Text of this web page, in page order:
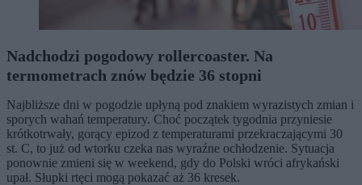
Nadchodzi pogodowy rollercoaster. Na
termometrach znów będzie 36 stopni
Najbliższe dni w pogodzie upłyną pod znakiem wyrazistych zmian i
sporych wahań temperatury. Choć początek tygodnia przyniesie
krótkotrwały, gorący epizod z temperaturami przekraczającymi 30
st. C, to już od wtorku czeka nas wyraźne ochłodzenie. Sytuacja
ponownie zmieni się w weekend, gdy do Polski wróci afrykański
upał. Słupki rtęci mogą pokazać aż 36 kresek.